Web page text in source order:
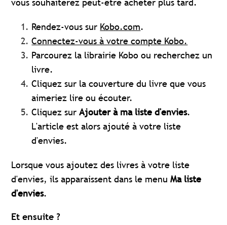
vous souhaiterez peut-être acheter plus tard.
Rendez-vous sur Kobo.com.
Connectez-vous à votre compte Kobo.
Parcourez la librairie Kobo ou recherchez un
livre.
Cliquez sur la couverture du livre que vous
aimeriez lire ou écouter.
Cliquez surAjouter à ma liste d'envies.
L'article est alors ajouté à votre liste
d'envies.
Lorsque vous ajoutez des livres à votre liste
d'envies, ils apparaissent dans le menuMa liste
d'envies.
Et ensuite ?